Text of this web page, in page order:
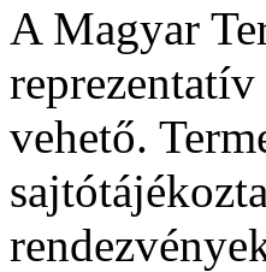
A Magyar
vehető.